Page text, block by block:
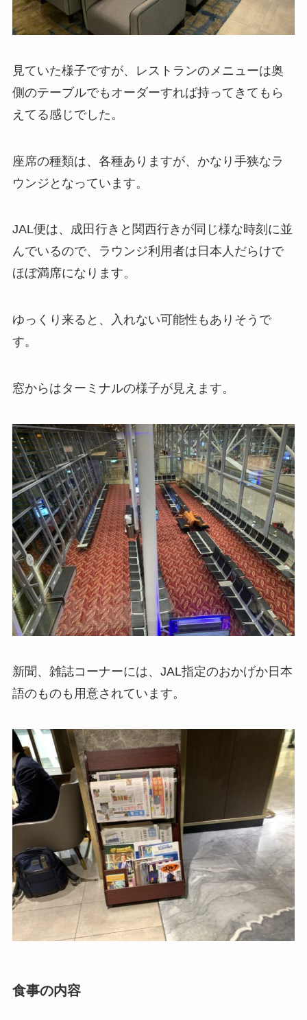
見ていた様子ですが、レストランのメニューは奥
側のテーブルでもオーダーすれば持ってきてもら
えてる感じでした。
座席の種類は、各種ありますが、かなり手狭なラ
ウンジとなっています。
JAL便は、成田行きと関西行きが同じ様な時刻に並
んでいるので、ラウンジ利用者は日本人だらけで
ほぼ満席になります。
ゆっくり来ると、入れない可能性もありそうで
す。
窓からはターミナルの様子が見えます。
新聞、雑誌コーナーには、JAL指定のおかげか日本
語のものも用意されています。
食事の内容